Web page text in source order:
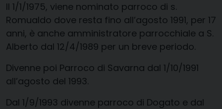
Il 1/1/1975, viene nominato parroco di s.
Romualdo dove resta fino all’agosto 1991, per 17
anni, è anche amministratore parrocchiale a S.
Alberto dal 12/4/1989 per un breve periodo.
Divenne poi Parroco di Savarna dal 1/10/1991
all’agosto del 1993.
Dal 1/9/1993 divenne parroco di Dogato e dal